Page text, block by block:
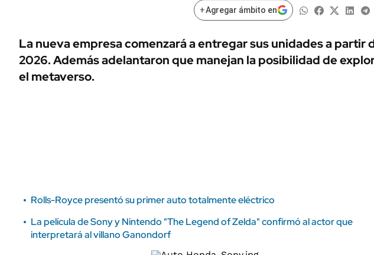
ÁMBITO DEBATE
MEDIAKIT AMBITO DEBATE
POLÍTICA
LIFESTYLE
AUTOS
+Agregar ámbito en
La nueva empresa comenzará a entregar sus unidades a partir
2026. Además adelantaron que manejan la posibilidad de
el metaverso.
Rolls-Royce presentó su primer auto totalmente eléctrico
La película de Sony y Nintendo "The Legend of Zelda" confirmó al actor que
interpretará al villano Ganondorf